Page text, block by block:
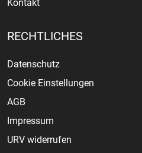
Kontakt
RECHTLICHES
Datenschutz
Cookie Einstellungen
AGB
Impressum
URV widerrufen